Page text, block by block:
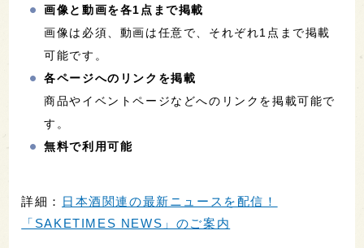
画像と動画を各1点まで掲載
画像は必須、動画は任意で、それぞれ1点まで掲載
可能です。
各ページへのリンクを掲載
商品やイベントページなどへのリンクを掲載可能で
す。
無料で利用可能
詳細：
日本酒関連の最新ニュースを配信！
「SAKETIMES NEWS」のご案内